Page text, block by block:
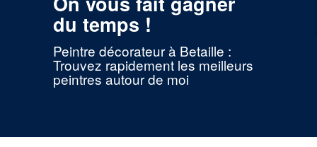
du temps !
Peintre décorateur à Betaille :
Trouvez rapidement les meilleurs
peintres autour de moi